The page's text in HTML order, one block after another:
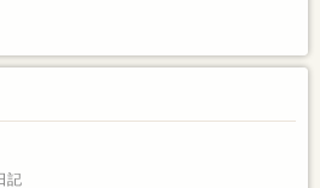
記